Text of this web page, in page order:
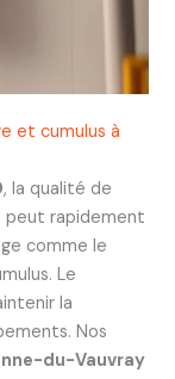
et cumulus à
, la qualité de
peut rapidement
comme le
Le
la
Nos
du-Vauvray